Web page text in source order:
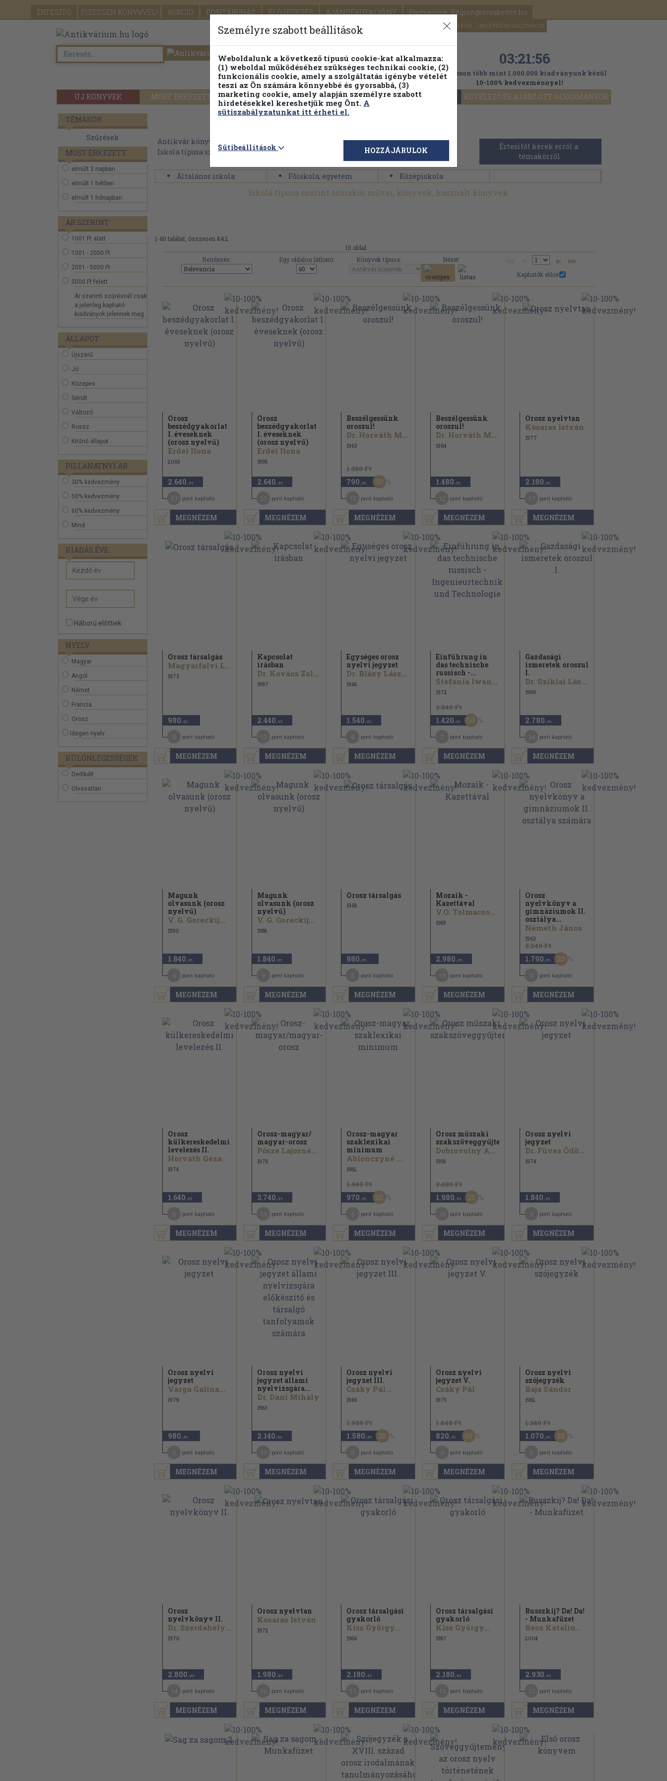
ÉRTESÍTŐ FIZESSEN KÖNYVVEL! AUKCIÓ PONTÁRUHÁZ ELŐJEGYZÉS AJÁNDÉKUTALVÁNY Partnerünk: Régiségkereskedés.hu
SEGÍTSÉG HÍRLEVÉL BELÉPÉS/REGISZTRÁCIÓ
ÚJ KÖNYVEK MOST ÉRKEZETT PILLANATNYI ÁRAINK FENNTARTHATÓ OLVASMÁNYOK KÖTELEZŐ ÉS AJÁNLOTT OLVASMÁNYOK
Részletes kereső Témaköri fa 03:21:54
Válogasson több mint 1.000.000 kiadványunk közül
10-100% kedvezménnyel!
TÉMAKÖR
Szűrések
MOST ÉRKEZETT
elmúlt 3 napban
elmúlt 1 hétben
elmúlt 1 hónapban
ÁR SZERINT
1001 Ft alatt
1001 - 2000 Ft
2001 - 5000 Ft
5000 Ft felett
Ár szerinti szűrésnél csak
a jelenleg kapható
kiadványok jelennek meg.
ÁLLAPOT
Újszerű
Jó
Közepes
Sérült
Változó
Rossz
Kitűnő állapot
PILLANATNYI ÁR
30% kedvezmény
50% kedvezmény
60% kedvezmény
Mind
KIADÁS ÉVE
Háború előttiek
NYELV
Magyar
Angol
Német
Francia
Orosz
Idegen nyelv
KÜLÖNLEGESSÉGEK
Dedikált
Olvasatlan
Antikvár könyvek Nyelvek>Orosz>Tankönyvek>
Iskola típusa szerint
Értesítőt kérek erről a
témakörről
Általános iskola Főiskola, egyetem Középiskola
Iskola típusa szerint témakör művei, könyvek, használt könyvek
1-60 találat, összesen 842.
15 oldal
Rendezés:
Egy oldalon látható: Könyvek típusa:
Nézet:
Kaphatók előre:
MEGNÉZEM
Orosz
beszédgyakorlat
I. éveseknek
(orosz nyelvű)
Erdei Ilona
2005
2.640 ,-Ft
pont kapható
MEGNÉZEM
Orosz
beszédgyakorlat
I. éveseknek
(orosz nyelvű)
Erdei Ilona
1998
2.640 ,-Ft
pont kapható
MEGNÉZEM
Beszélgessünk
oroszul!
Dr. Horváth Miklós
1963
1.580 Ft
790 ,-Ft 50
pont kapható
MEGNÉZEM
Beszélgessünk
oroszul!
Dr. Horváth Miklós
1964
1.480 ,-Ft
pont kapható
MEGNÉZEM
Orosz nyelvtan
Kosaras István
1977
2.180 ,-Ft
pont kapható
MEGNÉZEM
Orosz társalgás
Magyarfalvi Lajos...
1973
980 ,-Ft
pont kapható
MEGNÉZEM
Kapcsolat
írásban
Dr. Kovács Zoltán
1997
2.440 ,-Ft
pont kapható
MEGNÉZEM
Egységes orosz
nyelvi jegyzet
Dr. Blázy László...
1968
1.540 ,-Ft
pont kapható
MEGNÉZEM
Einführung in
das technische
russisch -...
Stefania Iwanowna Basylenko
1972
2.840 Ft
1.420 ,-Ft 50
pont kapható
MEGNÉZEM
Gazdasági
ismeretek oroszul
I.
Dr. Sziklai Lászlóné
1999
2.780 ,-Ft
pont kapható
MEGNÉZEM
Magunk
olvasunk (orosz
nyelvű)
V. G. Goreckij...
1990
1.840 ,-Ft
pont kapható
MEGNÉZEM
Magunk
olvasunk (orosz
nyelvű)
V. G. Goreckij...
1988
1.840 ,-Ft
pont kapható
MEGNÉZEM
Orosz társalgás
1968
980 ,-Ft
pont kapható
MEGNÉZEM
Mozaik -
Kazettával
V.O. Tolmacsova...
1989
2.980 ,-Ft
pont kapható
MEGNÉZEM
Orosz
nyelvkönyv a
gimnáziumok II.
osztálya...
Németh János
1963
2.240 Ft
1.790 ,-Ft 20
pont kapható
MEGNÉZEM
Orosz
külkereskedelmi
levelezés II.
Horváth Géza
1974
1.640 ,-Ft
pont kapható
MEGNÉZEM
Orosz-magyar/
magyar-orosz
Pősze Lajosné...
1978
3.740 ,-Ft
pont kapható
MEGNÉZEM
Orosz-magyar
szaklexikai
minimum
Ablonczyné Mihályka Lívia
1982
1.940 Ft
970 ,-Ft 50
pont kapható
MEGNÉZEM
Orosz műszaki
szakszöveggyűjtemény
Dobrovolny Anna
1958
2.480 Ft
1.980 ,-Ft 20
pont kapható
MEGNÉZEM
Orosz nyelvi
jegyzet
Dr. Füves Ödön...
1974
1.840 ,-Ft
pont kapható
MEGNÉZEM
Orosz nyelvi
jegyzet
Varga Galina...
1979
980 ,-Ft
pont kapható
MEGNÉZEM
Orosz nyelvi
jegyzet állami
nyelvizsgára...
Dr. Dani Mihály
1983
2.140 ,-Ft
pont kapható
MEGNÉZEM
Orosz nyelvi
jegyzet III.
Csáky Pál...
1969
1.980 Ft
1.580 ,-Ft 20
pont kapható
MEGNÉZEM
Orosz nyelvi
jegyzet V.
Csáky Pál
1975
1.640 Ft
820 ,-Ft 50
pont kapható
MEGNÉZEM
Orosz nyelvi
szójegyzék
Baja Sándor
1982
1.340 Ft
1.070 ,-Ft 20
pont kapható
MEGNÉZEM
Orosz
nyelvkönyv II.
Dr. Szerdahelyi István...
1976
2.800 ,-Ft
pont kapható
MEGNÉZEM
Orosz nyelvtan
Kosaras István
1972
1.980 ,-Ft
pont kapható
MEGNÉZEM
Orosz társalgási
gyakorló
Kiss György...
1986
2.180 ,-Ft
pont kapható
MEGNÉZEM
Orosz társalgási
gyakorló
Kiss György...
1987
2.180 ,-Ft
pont kapható
MEGNÉZEM
Russzkij? Da! Da!
- Munkafüzet
Becs Katalin...
2004
2.930 ,-Ft
pont kapható
Személyre szabott beállítások
Weboldalunk a következő típusú cookie-kat alkalmazza:
(1) weboldal működéséhez szükséges technikai cookie, (2)
funkcionális cookie, amely a szolgáltatás igénybe vételét
teszi az Ön számára könnyebbé és gyorsabbá, (3)
marketing cookie, amely alapján személyre szabott
hirdetésekkel kereshetjük meg Önt. A
sütiszabályzatunkat itt érheti el.
Sütibeállítások HOZZÁJÁRULOK